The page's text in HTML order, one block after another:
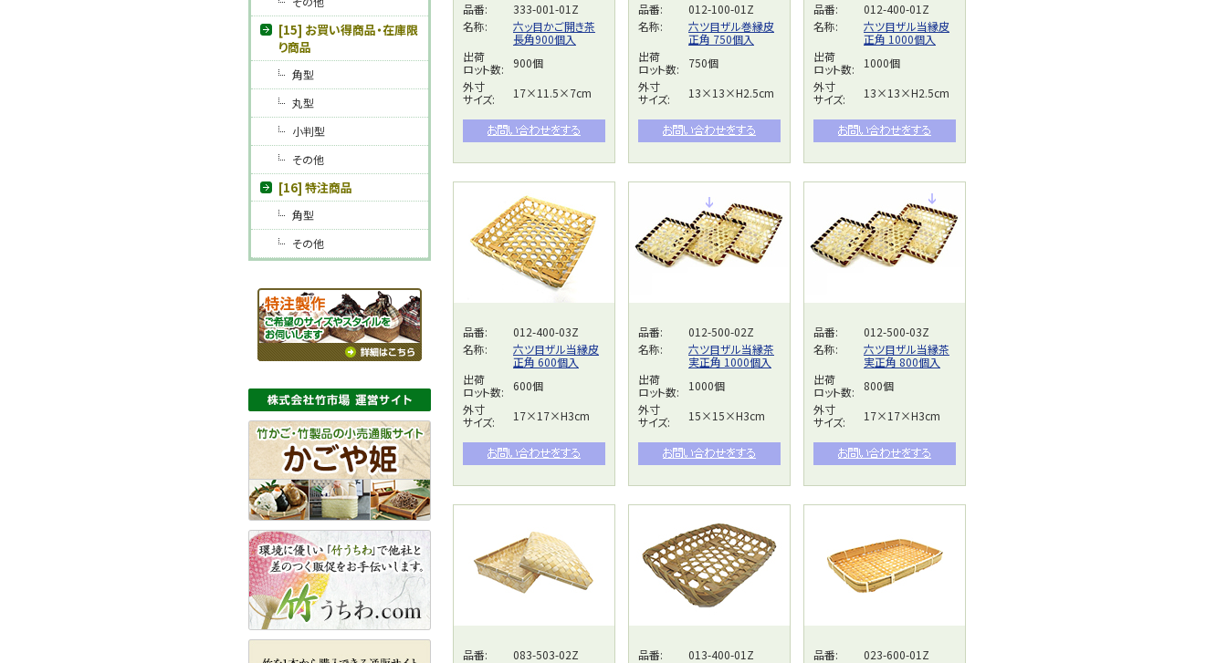
品番:
333-001-01Z
名称:
六ッ目かご開き茶
長角900個入
出荷
ロット数:
900個
外寸
サイズ:
17×11.5×7cm
品番:
012-100-01Z
名称:
六ツ目ザル巻縁皮
正角 750個入
出荷
ロット数:
750個
外寸
サイズ:
13×13×H2.5cm
品番:
012-400-01Z
名称:
六ツ目ザル当縁皮
正角 1000個入
出荷
ロット数:
1000個
外寸
サイズ:
13×13×H2.5cm
品番:
012-400-03Z
名称:
六ツ目ザル当縁皮
正角 600個入
出荷
ロット数:
600個
外寸
サイズ:
17×17×H3cm
品番:
012-500-02Z
名称:
六ツ目ザル当縁茶
実正角 1000個入
出荷
ロット数:
1000個
外寸
サイズ:
15×15×H3cm
品番:
012-500-03Z
名称:
六ツ目ザル当縁茶
実正角 800個入
出荷
ロット数:
800個
外寸
サイズ:
17×17×H3cm
品番:
083-503-02Z
品番:
013-400-01Z
品番:
023-600-01Z
[15] お買い得商品・在庫限
り商品
角型
丸型
小判型
その他
[16] 特注商品
角型
その他